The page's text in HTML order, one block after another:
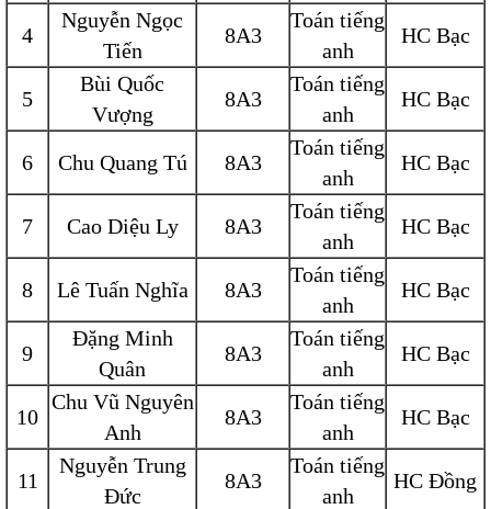
4
Nguyễn Ngọc
Tiến
8A3
Toán tiếng
anh
HC Bạc
5
Bùi Quốc
Vượng
8A3
Toán tiếng
anh
HC Bạc
6 Chu Quang Tú 8A3
Toán tiếng
anh
HC Bạc
7 Cao Diệu Ly 8A3
Toán tiếng
anh
HC Bạc
8 Lê Tuấn Nghĩa 8A3
Toán tiếng
anh
HC Bạc
9
Đặng Minh
Quân
8A3
Toán tiếng
anh
HC Bạc
10
Chu Vũ Nguyên
Anh
8A3
Toán tiếng
anh
HC Bạc
11
Nguyễn Trung
Đức
8A3
Toán tiếng
anh
HC Đồng